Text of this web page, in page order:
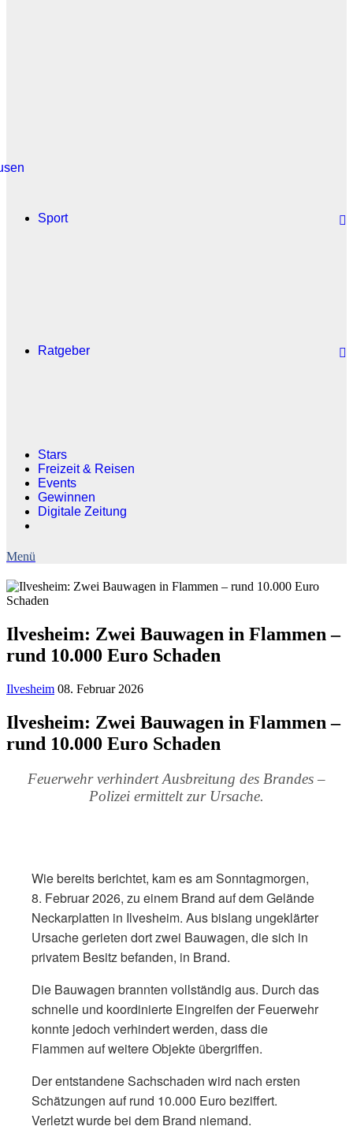
Sport
Ratgeber
Stars
Freizeit & Reisen
Events
Gewinnen
Digitale Zeitung
Ilvesheim: Zwei Bauwagen in Flammen –
rund 10.000 Euro Schaden
Ilvesheim 08. Februar 2026
Ilvesheim: Zwei Bauwagen in Flammen –
rund 10.000 Euro Schaden
Feuerwehr verhindert Ausbreitung des Brandes –
Polizei ermittelt zur Ursache.
Wie bereits berichtet, kam es am Sonntagmorgen,
8. Februar 2026, zu einem Brand auf dem Gelände
Neckarplatten in Ilvesheim. Aus bislang ungeklärter
Ursache gerieten dort zwei Bauwagen, die sich in
privatem Besitz befanden, in Brand.
Die Bauwagen brannten vollständig aus. Durch das
schnelle und koordinierte Eingreifen der Feuerwehr
konnte jedoch verhindert werden, dass die
Flammen auf weitere Objekte übergriffen.
Der entstandene Sachschaden wird nach ersten
Schätzungen auf rund 10.000 Euro beziffert.
Verletzt wurde bei dem Brand niemand.